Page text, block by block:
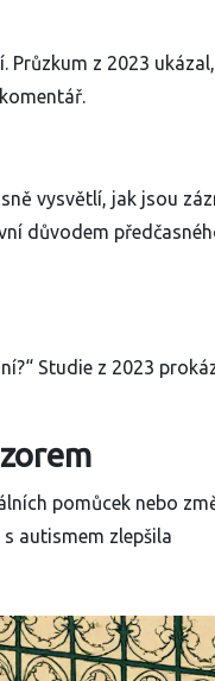
Průzkum z 2023
vysvětlí, jak jsou
důvodem
Studie z 2023
pomůcek nebo
autismem zlepšila